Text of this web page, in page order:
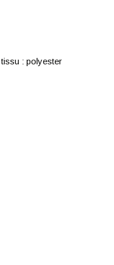
: polyester